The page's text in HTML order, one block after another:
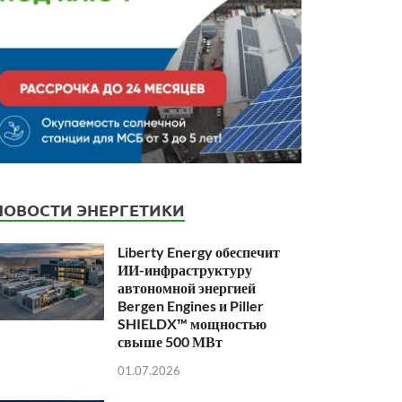
ЭНЕРГЕТИКИ
Liberty Energy обеспечит
ИИ-инфраструктуру
автономной энергией
Bergen Engines и Piller
SHIELDX™ мощностью
свыше 500 МВт
01.07.2026